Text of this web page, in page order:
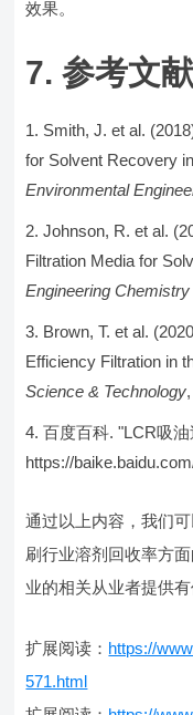
效果。
7. 参考文献
Smith, J. et al.
for Solvent Recovery
Environmental
Johnson, R. et al.
Filtration Media for
Engineering
Brown, T. et al.
Efficiency Filtration in
Science & Technology
百度百科. "LCR吸
https://
通过以上内容，我们
刷行业溶剂回收率方
业的相关从业者提供有
扩展阅读： https://
571.html